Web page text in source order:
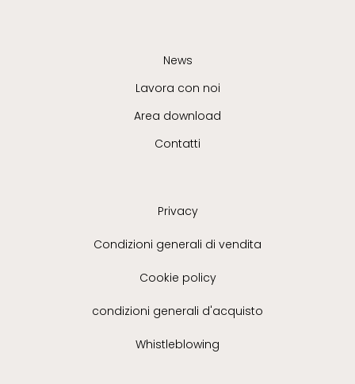
News
Lavora con noi
Area download
Contatti
Privacy
Condizioni generali di vendita
Cookie policy
condizioni generali d'acquisto
Whistleblowing